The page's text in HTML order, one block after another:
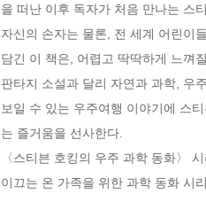
을 떠난 이후 독자가 처음 만나는 스
자신의 손자는 물론, 전 세계 어린이
담긴 이 책은, 어렵고 딱딱하게 느껴
판타지 소설과 달리 자연과 과학, 우
보일 수 있는 우주여행 이야기에 스
는 즐거움을 선사한다.
〈스티븐 호킹의 우주 과학 동화〉
이끄는 온 가족을 위한 과학 동화 시